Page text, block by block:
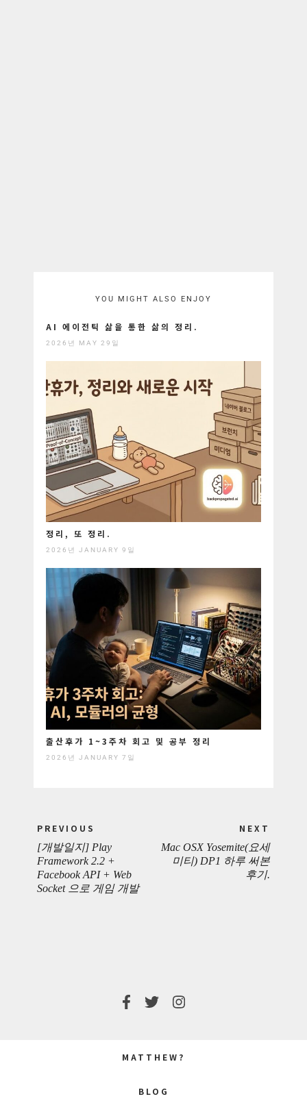
YOU MIGHT ALSO ENJOY
AI 에이전틱 삶을 통한 삶의 정리.
2026년 MAY 29일
정리, 또 정리.
2026년 JANUARY 9일
출산후가 1~3주차 회고 및 공부 정리
2026년 JANUARY 7일
navigation
PREVIOUS
PREVIOUS
POST:
[개발일지] Play
Framework 2.2 +
Facebook API + Web
Socket 으로 게임 개발
NEXT
Mac OSX Yosemite(요세
미티) DP1 하루 써본
후기.
MATTHEW?
BLOG